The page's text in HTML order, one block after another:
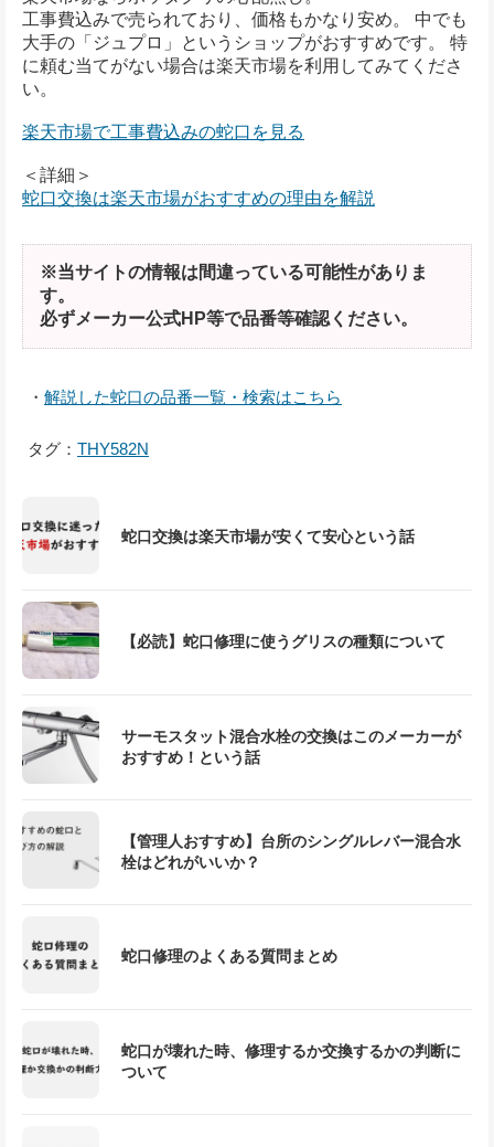
工事費込みで売られており、価格もかなり安め。 中でも
大手の「ジュプロ」というショップがおすすめです。 特
に頼む当てがない場合は楽天市場を利用してみてくださ
い。
楽天市場で工事費込みの蛇口を見る
＜詳細＞
蛇口交換は楽天市場がおすすめの理由を解説
※当サイトの情報は間違っている可能性がありま
す。
必ずメーカー公式HP等で品番等確認ください。
・ 解説した蛇口の品番一覧・検索はこちら
タグ： THY582N
蛇口交換は楽天市場が安くて安心という話
【必読】蛇口修理に使うグリスの種類について
サーモスタット混合水栓の交換はこのメーカーが
おすすめ！という話
【管理人おすすめ】台所のシングルレバー混合水
栓はどれがいいか？
蛇口修理のよくある質問まとめ
蛇口が壊れた時、修理するか交換するかの判断に
ついて